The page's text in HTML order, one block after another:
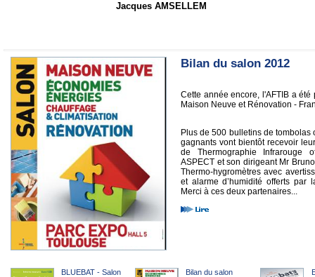
Jacques AMSELLEM
Bilan du salon 2012
Cette année encore, l'AFTIB a
Maison Neuve et Rénovation -
Plus de 500 bulletins de tombolas
gagnants vont bientôt recevoir
de Thermographie Infrarouge
ASPECT et son dirigeant Mr
Thermo-hygromètres avec
et alarme d’humidité offerts par
Merci à ces deux partenaires...
BLUEBAT - Salon
Bilan du salon